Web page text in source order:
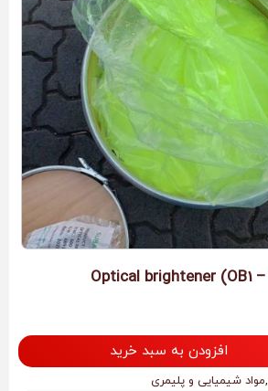
افزودن به سبد خرید
مواد شیمیایی و پلیمری